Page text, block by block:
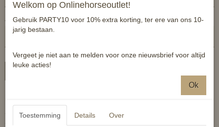
Aantal
- beschermt het paardenbeen
- zacht gevoerd
Welkom op Onlinehorseoutlet!
Gebruik PARTY10 voor 10% extra korting, ter ere van ons 10-
jarig bestaan.
Vergeet je niet aan te melden voor onze nieuwsbrief voor altijd
leuke acties!
Ok
Toestemming Details Over